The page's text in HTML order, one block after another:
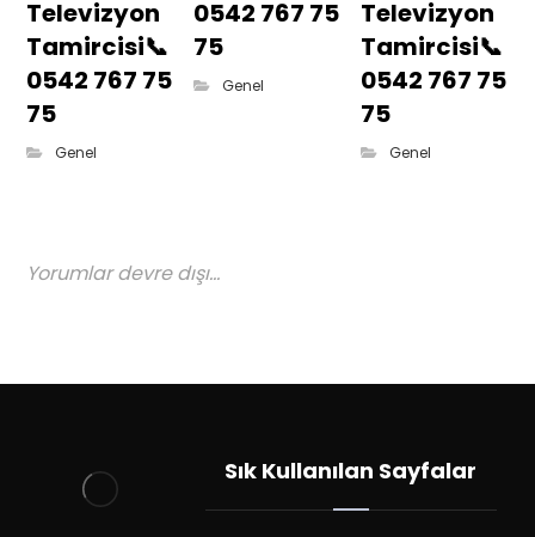
Televizyon
Tamircisi📞
0542 767 75
75
Genel
0542 767 75
75
Genel
Televizyon
Tamircisi📞
0542 767 75
75
Genel
Yorumlar devre dışı...
Sık Kullanılan Sayfalar